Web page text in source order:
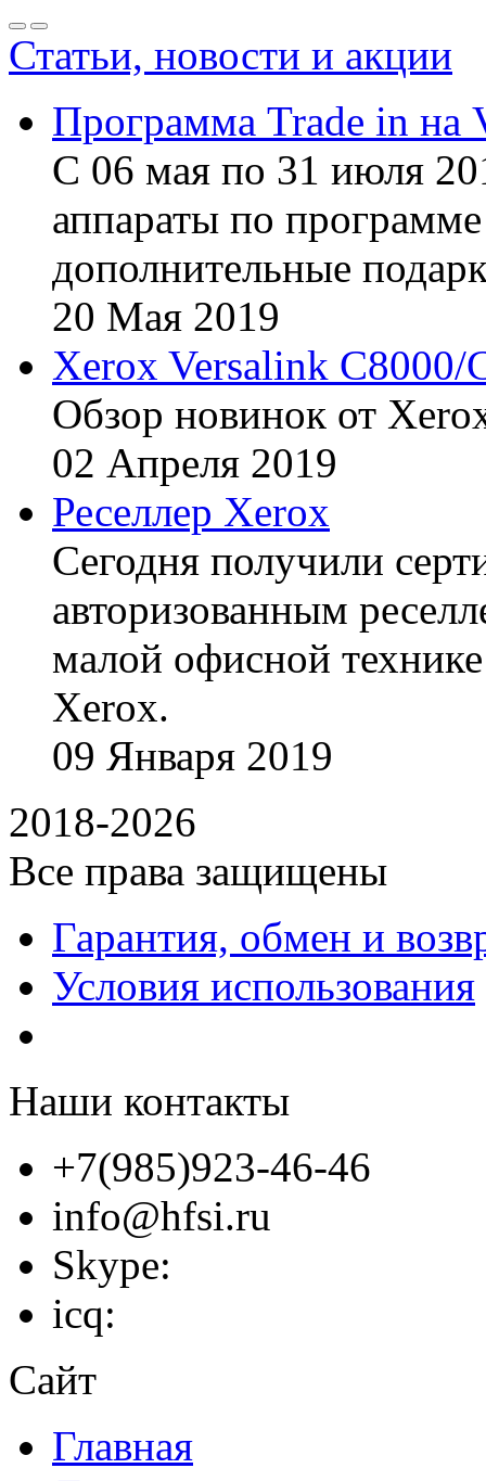
Статьи, новости и акции
Программа Trade in на
С 06 мая по 31 июля
аппараты по
дополнительные
20 Мая 2019
Xerox Versalink C8000/
Обзор новинок от
02 Апреля 2019
Реселлер Xerox
Сегодня получили
авторизованным
малой офисной
Xerox.
09 Января 2019
2018-2026
Все права защищены
Гарантия, обмен и
Условия использования
Наши контакты
+7(985)923-46-46
info@hfsi.ru
Skype:
icq:
Сайт
Главная